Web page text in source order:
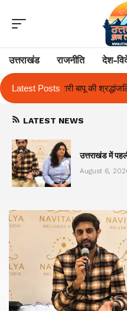
उत्तराखंड राजनीति देश-
Latest Posts
उनके परिजनों को सहायता
LATEST NEWS
उत्तराखंड में
August 6,